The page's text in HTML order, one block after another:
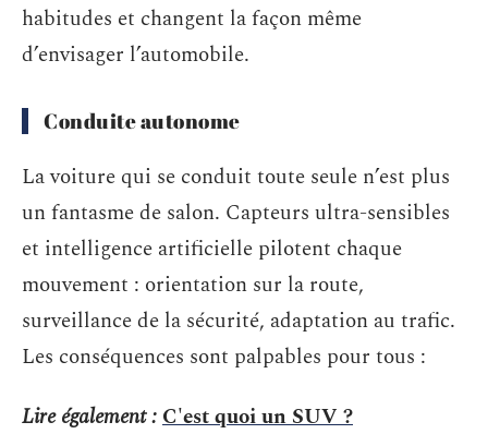
habitudes et changent la façon même
d’envisager l’automobile.
Conduite autonome
La voiture qui se conduit toute seule n’est plus
un fantasme de salon. Capteurs ultra-sensibles
et intelligence artificielle pilotent chaque
mouvement : orientation sur la route,
surveillance de la sécurité, adaptation au trafic.
Les conséquences sont palpables pour tous :
Lire également :C'est quoi un SUV ?